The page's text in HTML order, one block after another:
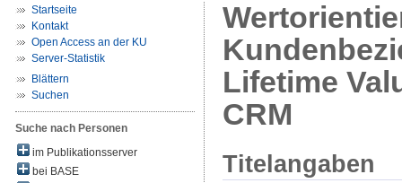
Startseite
Kontakt
Open Access an der KU
Server-Statistik
Blättern
Suchen
Suche nach Personen
im Publikationsserver
bei BASE
Lifetime
CRM
Titelangaben